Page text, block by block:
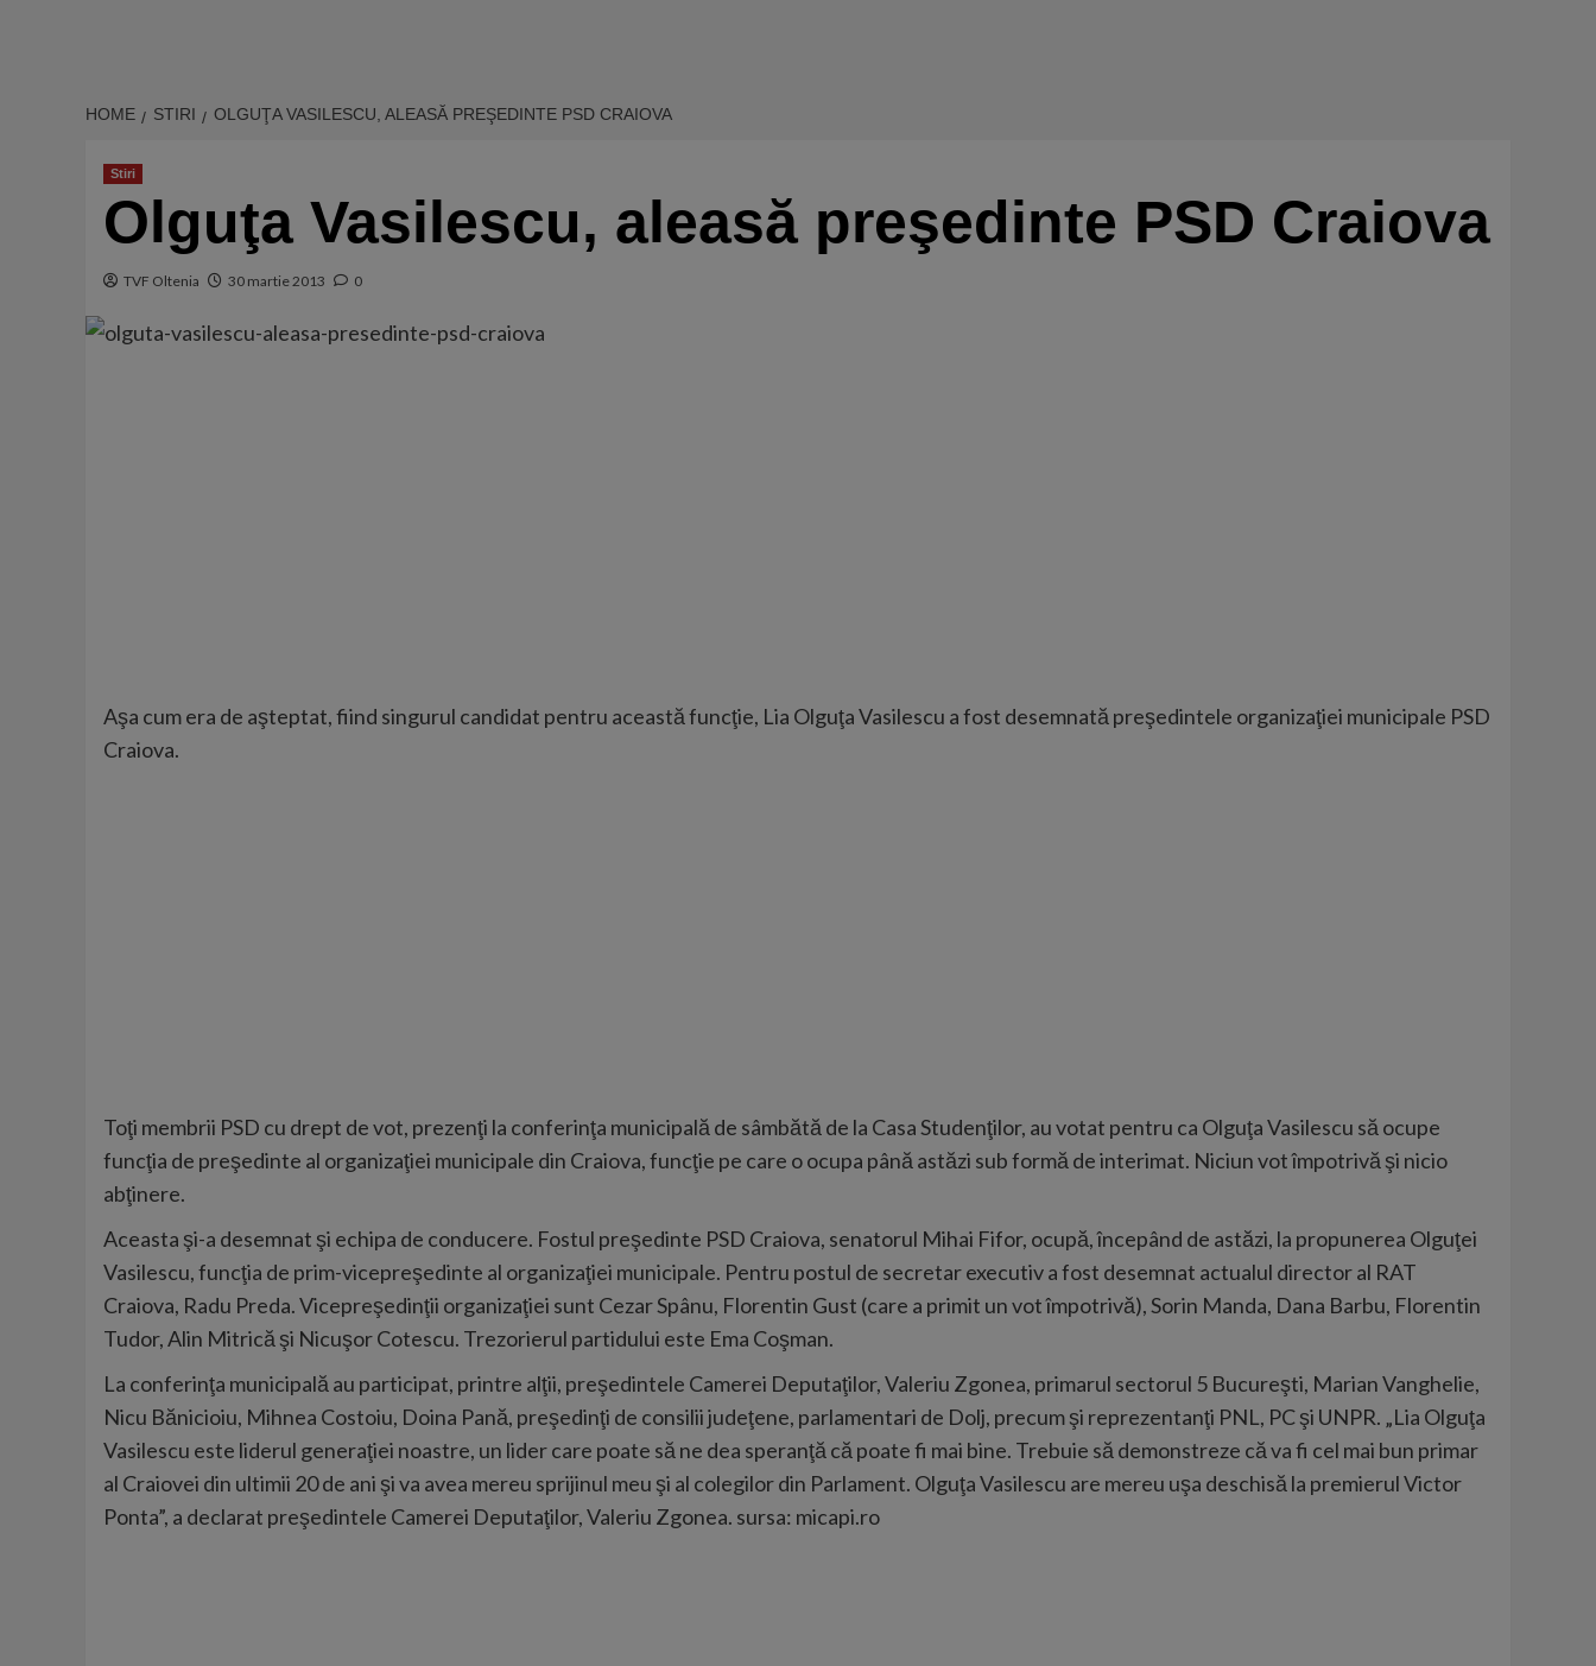
HOME STIRI OLGUŢA VASILESCU, ALEASĂ PREŞEDINTE PSD CRAIOVA
Stiri
Olguţa Vasilescu, aleasă preşedinte PSD Craiova
TVF Oltenia 30 martie 2013 0
Aşa cum era de aşteptat, fiind singurul candidat pentru această funcţie, Lia Olguţa Vasilescu a fost desemnată preşedintele organizaţiei municipale PSD
Craiova.
Toţi membrii PSD cu drept de vot, prezenţi la conferinţa municipală de sâmbătă de la Casa Studenţilor, au votat pentru ca Olguţa Vasilescu să ocupe
funcţia de preşedinte al organizaţiei municipale din Craiova, funcţie pe care o ocupa până astăzi sub formă de interimat. Niciun vot împotrivă şi nicio
abţinere.
Aceasta şi-a desemnat şi echipa de conducere. Fostul preşedinte PSD Craiova, senatorul Mihai Fifor, ocupă, începând de astăzi, la propunerea Olguţei
Vasilescu, funcţia de prim-vicepreşedinte al organizaţiei municipale. Pentru postul de secretar executiv a fost desemnat actualul director al RAT
Craiova, Radu Preda. Vicepreşedinţii organizaţiei sunt Cezar Spânu, Florentin Gust (care a primit un vot împotrivă), Sorin Manda, Dana Barbu, Florentin
Tudor, Alin Mitrică şi Nicuşor Cotescu. Trezorierul partidului este Ema Coşman.
La conferinţa municipală au participat, printre alţii, preşedintele Camerei Deputaţilor, Valeriu Zgonea, primarul sectorul 5 Bucureşti, Marian Vanghelie,
Nicu Bănicioiu, Mihnea Costoiu, Doina Pană, preşedinţi de consilii judeţene, parlamentari de Dolj, precum şi reprezentanţi PNL, PC şi UNPR. „Lia Olguţa
Vasilescu este liderul generaţiei noastre, un lider care poate să ne dea speranţă că poate fi mai bine. Trebuie să demonstreze că va fi cel mai bun primar
al Craiovei din ultimii 20 de ani şi va avea mereu sprijinul meu şi al colegilor din Parlament. Olguţa Vasilescu are mereu uşa deschisă la premierul Victor
Ponta”, a declarat preşedintele Camerei Deputaţilor, Valeriu Zgonea. sursa: micapi.ro